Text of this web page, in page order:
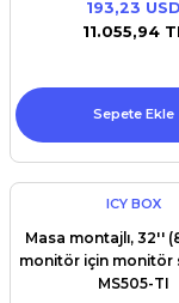
/ XPS+GPU
193,23 USD
11.055,94
Sepete Ekle
ICY BOX
Masa montajlı, 32''
monitör için monitör
MS505-TI